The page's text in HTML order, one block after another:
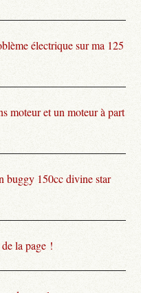
électrique sur ma 125
moteur et un moteur à part
buggy 150cc divine star
la page !